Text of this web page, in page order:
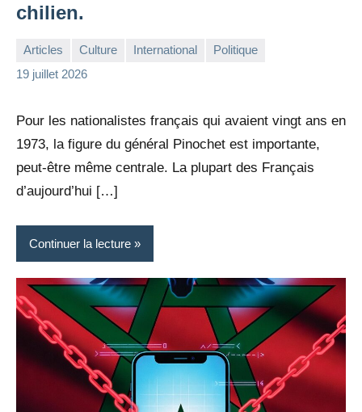
chilien.
Articles Culture International
Politique
19 juillet 2026
la
Aucun
Pour les nationalistes français qui avaient vingt ans en
1973, la figure du général Pinochet est importante,
peut-être même centrale. La plupart des Français
d’aujourd’hui […]
Continuer la lecture